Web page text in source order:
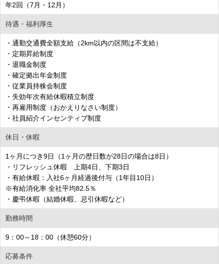
年2回（7月・12月）
待遇・福利厚生
・通勤交通費全額支給（2km以内の区間は不支給）
・定期昇給制度
・退職金制度
・確定拠出年金制度
・従業員持株会制度
・失効年次有給休暇積立制度
・再雇用制度（おかえりなさい制度）
・社員紹介インセンティブ制度
休日・休暇
1ヶ月につき9日（1ヶ月の歴日数が28日の場合は8日）
・リフレッシュ休暇 上期4日、下期3日
・有給休暇：入社6ヶ月経過後付与（1年目10日）
※有給消化率 全社平均82.5％
・慶弔休暇（結婚休暇、忌引休暇など）
勤務時間
9：00～18：00（休憩60分）
応募条件